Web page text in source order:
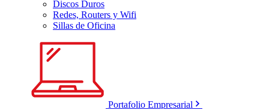
Discos Duros
Redes, Routers y Wifi
Sillas de Oficina
Portafolio Empresarial